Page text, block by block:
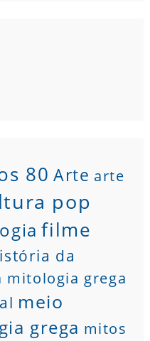
80 Arte arte
pop
filme
da
mitologia grega
meio
grega mitos